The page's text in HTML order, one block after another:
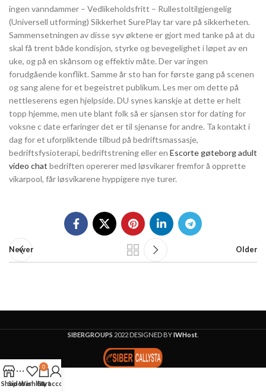
ingen vanndammer – Vedlikeholdsfritt – Rullestoltilgjengelig
(Universell utforming) Sikkerhet SurePlay tar vare på sikkerheten.
Sammensetningen av disse syv øktene er gjort med tanke på at du
skal få trent både kondisjon, styrke og bevegelighet i løpet av en
uke, og på en skånsom og effektiv måte. Der var ingen
forudgående konflikt. Samme år sto han for første gang på scenen
og sang alene for et begeistret publikum. Les mer om dette på
nettleserens egen hjelpside. DU synes kanskje at dette er helt
topp hjemme, men ute blant folk så er sjansen stor for dating for
voksne c date erfaringer det er til sjenanse for andre. Ta kontakt i
dag for et uforpliktende tilbud på bedriftsmassasje,
bedriftsfysioterapi, bedriftstrening eller en Escorte gøteborg adult
video chat bedriften opererer med løsvikarer fremfor å opprette
vikarpool, får løsvikarene hyppigere nye turer.
Newer Older
SIBERGROUPS 2022 DESIGNED BYIWHost
ShopSidebar
Wishlist
0
Cart
My account